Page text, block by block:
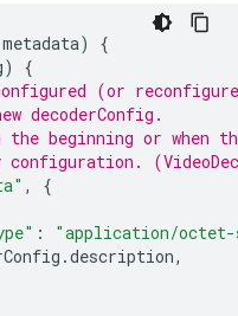
metadata)
{
)
{
(or
decoderConfig.
beginning or when
,
{
:
"application/octet-
.description,